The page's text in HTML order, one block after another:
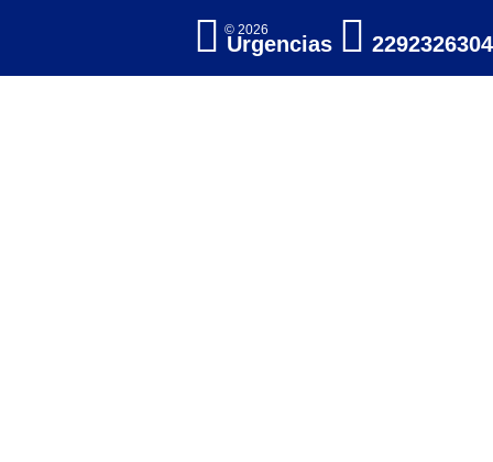
Urgencias 2292326304
© 2026